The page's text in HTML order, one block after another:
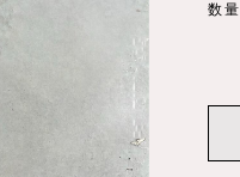
数量